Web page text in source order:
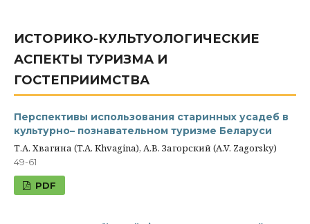
ИСТОРИКО-КУЛЬТУОЛОГИЧЕСКИЕ
АСПЕКТЫ ТУРИЗМА И
ГОСТЕПРИИМСТВА
Перспективы использования старинных усадеб в
культурно– познавательном туризме Беларуси
Т.А. Хвагина (T.A. Khvagina), А.В. Загорский (A.V. Zagorsky)
49-61
PDF